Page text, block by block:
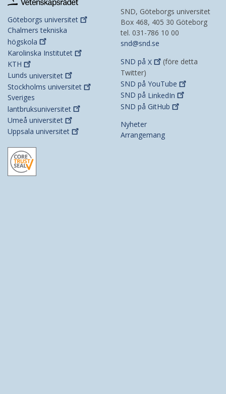
Göteborgs universitet
Chalmers tekniska
högskola
Karolinska Institutet
KTH
Lunds universitet
Stockholms universitet
Sveriges
lantbruksuniversitet
Umeå universitet
Uppsala universitet
SND, Göteborgs universitet
Box 468, 405 30 Göteborg
tel. 031-786 10 00
snd@snd.se
SND på X
(före detta
Twitter)
SND på YouTube
SND på LinkedIn
SND på GitHub
Nyheter
Arrangemang